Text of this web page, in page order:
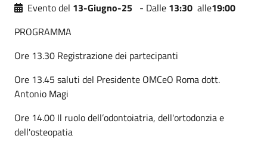
Evento del 13-Giugno-25 - Dalle 13:30 alle19:00
PROGRAMMA
Ore 13.30 Registrazione dei partecipanti
Ore 13.45 saluti del Presidente OMCeO Roma dott.
Antonio Magi
Ore 14.00 Il ruolo dell’odontoiatria, dell'ortodonzia e
dell'osteopatia